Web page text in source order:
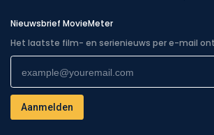
Nieuwsbrief MovieMeter
Het laatste film- en serienieuws per e-mail